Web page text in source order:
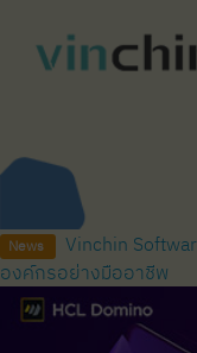
News
Vinchin
องค์กรอย่างมืออาชีพ